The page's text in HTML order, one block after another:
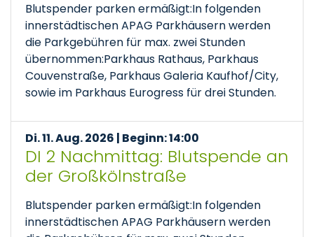
Blutspender parken ermäßigt:In folgenden
innerstädtischen APAG Parkhäusern werden
die Parkgebühren für max. zwei Stunden
übernommen:Parkhaus Rathaus, Parkhaus
Couvenstraße, Parkhaus Galeria Kaufhof/City,
sowie im Parkhaus Eurogress für drei Stunden.
Di. 11. Aug. 2026 | Beginn: 14:00
DI 2 Nachmittag: Blutspende an
der Großkölnstraße
Blutspender parken ermäßigt:In folgenden
innerstädtischen APAG Parkhäusern werden